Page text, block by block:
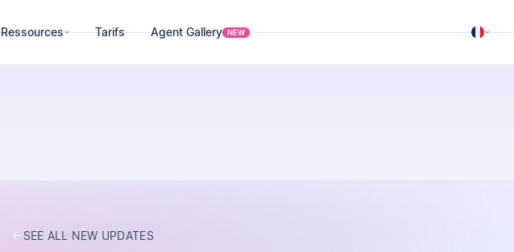
Ressources Tarifs Agent Gallery NEW
SEE ALL NEW UPDATES